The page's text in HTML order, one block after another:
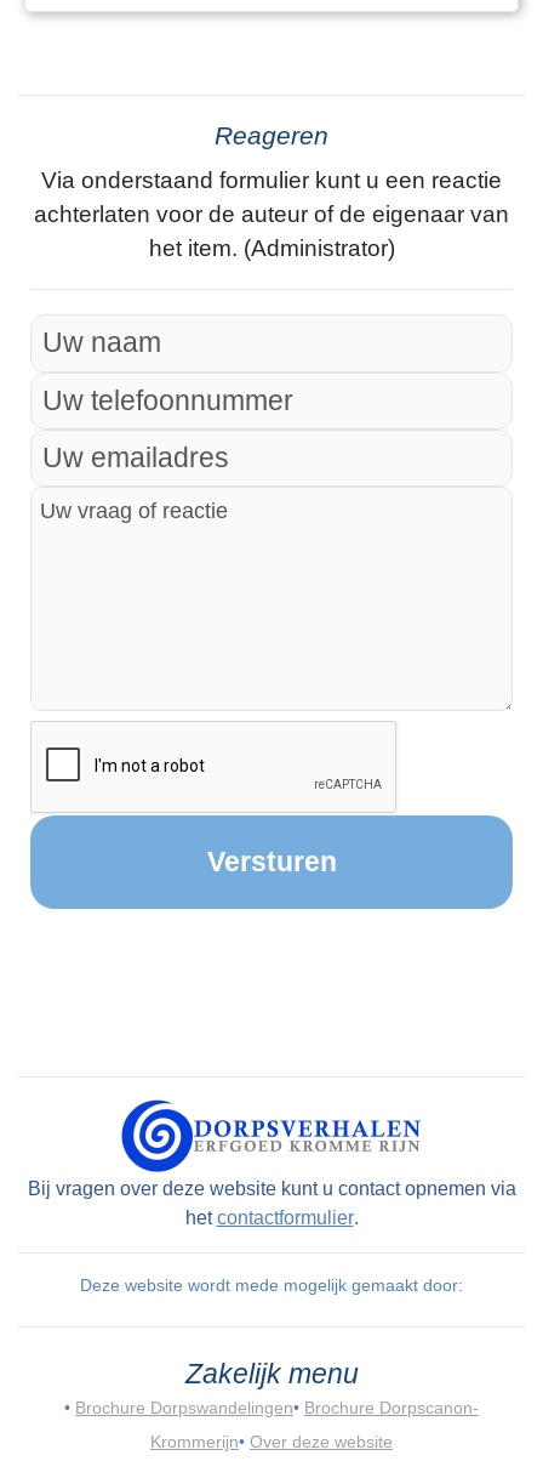
van die clubs organiseerden lezingen,
Reageren
Via onderstaand formulier kunt u een reactie
achterlaten voor de auteur of de eigenaar van
het item. (Administrator)
Bij vragen over deze website kunt u contact opnemen via
hetcontactformulier.
Deze website wordt mede mogelijk gemaakt door:
Zakelijk menu
• Brochure Dorpswandelingen• Brochure Dorpscanon-
Krommerijn• Over deze website